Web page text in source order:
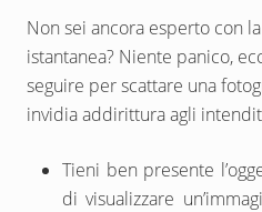
Non sei ancora esperto con
istantanea? Niente panico,
seguire per scattare una
invidia addirittura agli
Tieni ben presente
di visualizzare